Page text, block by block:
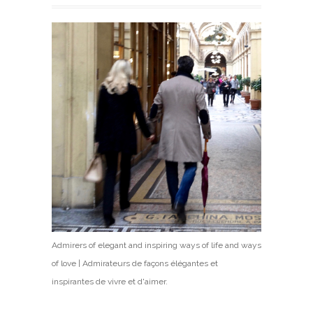
Admirers of elegant and inspiring ways of life and ways
of love | Admirateurs de façons élégantes et
inspirantes de vivre et d'aimer.